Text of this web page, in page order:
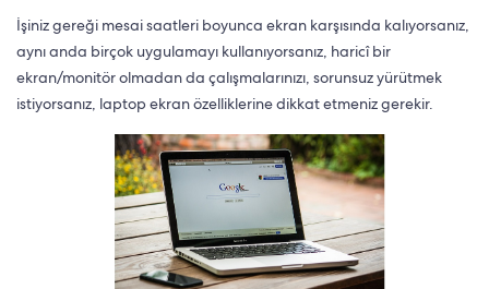
İşiniz gereği mesai saatleri boyunca ekran karşısında kalıyorsanız,
aynı anda birçok uygulamayı kullanıyorsanız, haricî bir
ekran/monitör olmadan da çalışmalarınızı, sorunsuz yürütmek
istiyorsanız, laptop ekran özelliklerine dikkat etmeniz gerekir.